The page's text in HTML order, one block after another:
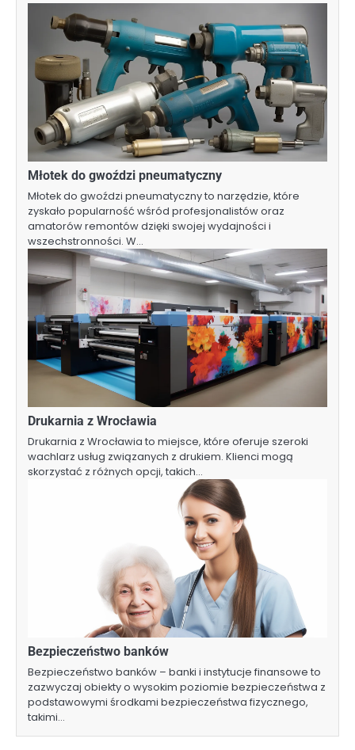
Młotek do gwoździ pneumatyczny
Młotek do gwoździ pneumatyczny to narzędzie, które
zyskało popularność wśród profesjonalistów oraz
amatorów remontów dzięki swojej wydajności i
wszechstronności. W…
Drukarnia z Wrocławia
Drukarnia z Wrocławia to miejsce, które oferuje szeroki
wachlarz usług związanych z drukiem. Klienci mogą
skorzystać z różnych opcji, takich…
Bezpieczeństwo banków
Bezpieczeństwo banków – banki i instytucje finansowe to
zazwyczaj obiekty o wysokim poziomie bezpieczeństwa z
podstawowymi środkami bezpieczeństwa fizycznego,
takimi…